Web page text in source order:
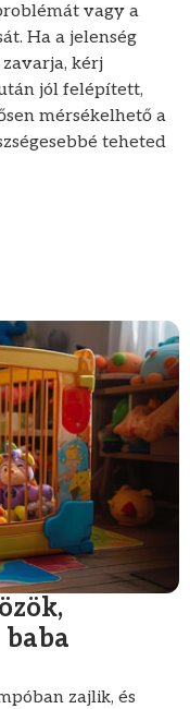
vagy a
Ha a jelenség
kérj
jól felépített,
mérsékelhető a
teheted
zajlik, és